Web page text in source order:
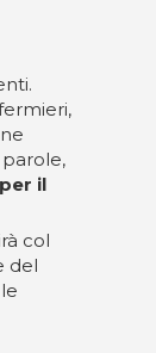
il
col
del